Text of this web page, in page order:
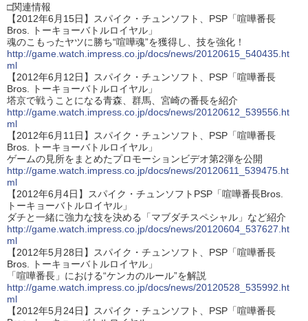
□関連情報
【2012年6月15日】スパイク・チュンソフト、PSP「喧嘩番長
Bros. トーキョーバトルロイヤル」
魂のこもったヤツに勝ち“喧嘩魂”を獲得し、技を強化！
http://game.watch.impress.co.jp/docs/news/20120615_540435.ht
ml
【2012年6月12日】スパイク・チュンソフト、PSP「喧嘩番長
Bros. トーキョーバトルロイヤル」
塔京で戦うことになる青森、群馬、宮崎の番長を紹介
http://game.watch.impress.co.jp/docs/news/20120612_539556.ht
ml
【2012年6月11日】スパイク・チュンソフト、PSP「喧嘩番長
Bros. トーキョーバトルロイヤル」
ゲームの見所をまとめたプロモーションビデオ第2弾を公開
http://game.watch.impress.co.jp/docs/news/20120611_539475.ht
ml
【2012年6月4日】スパイク・チュンソフトPSP「喧嘩番長Bros.
トーキョーバトルロイヤル」
ダチと一緒に強力な技を決める「マブダチスペシャル」など紹介
http://game.watch.impress.co.jp/docs/news/20120604_537627.ht
ml
【2012年5月28日】スパイク・チュンソフト、PSP「喧嘩番長
Bros. トーキョーバトルロイヤル」
「喧嘩番長」における“ケンカのルール”を解説
http://game.watch.impress.co.jp/docs/news/20120528_535992.ht
ml
【2012年5月24日】スパイク・チュンソフト、PSP「喧嘩番長